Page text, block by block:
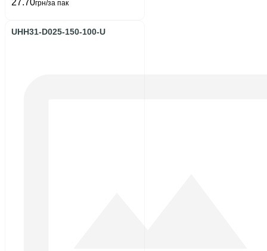
27.70грн/за пак
UHH31-D025-150-100-U